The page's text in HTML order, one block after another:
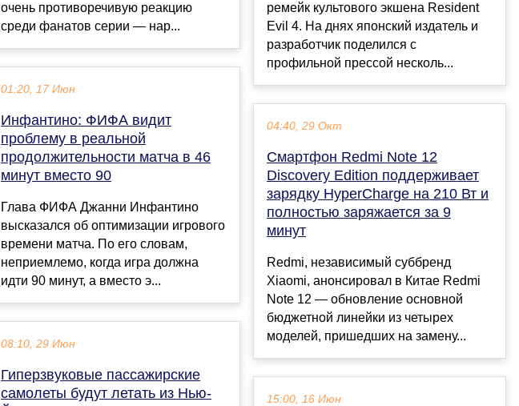
очень противоречивую реакцию
среди фанатов серии — нар...
01:20, 17 Июн
Инфантино: ФИФА видит
проблему в реальной
продолжительности матча в 46
минут вместо 90
Глава ФИФА Джанни Инфантино
высказался об оптимизации игрового
времени матча. По его словам,
неприемлемо, когда игра должна
идти 90 минут, а вместо э...
08:10, 29 Июн
Гиперзвуковые пассажирские
самолеты будут летать из Нью-
ремейк культового экшена Resident
Evil 4. На днях японский издатель и
разработчик поделился с
профильной прессой несколь...
04:40, 29 Окт
Смартфон Redmi Note 12
Discovery Edition поддерживает
зарядку HyperCharge на 210 Вт и
полностью заряжается за 9
минут
Redmi, независимый суббренд
Xiaomi, анонсировал в Китае Redmi
Note 12 — обновление основной
бюджетной линейки из четырех
моделей, пришедших на замену...
15:00, 16 Июн